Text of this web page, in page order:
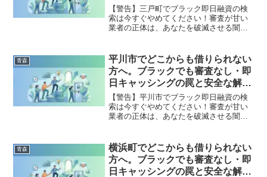
策
【警告】三戸町でブラック即日融資の検
索は今すぐやめてください！審査が甘い
業者の正体は、あなたを破滅させる闇金
町で違法業者を避け、借金地獄から抜け
出した方々の実体験と確実な解決策を完
全公開。
青森
平川市でどこからも借りられない
方へ。ブラックでも審査なし・即
日キャッシングの罠と安全な解決
策
【警告】平川市でブラック即日融資の検
索は今すぐやめてください！審査が甘い
業者の正体は、あなたを破滅させる闇金
市で違法業者を避け、借金地獄から抜け
出した方々の実体験と確実な解決策を完
全公開。
青森
横浜町でどこからも借りられない
方へ。ブラックでも審査なし・即
日キャッシングの罠と安全な解決